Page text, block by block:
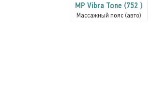
MP Vibra Tone (752 )
Массажный пояс (авто)